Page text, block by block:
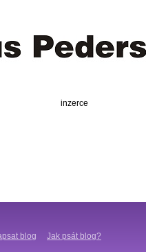
inzerce
blog Jak psát blog?